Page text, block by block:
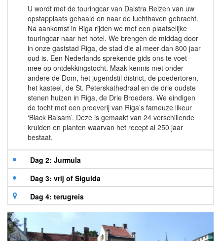
U wordt met de touringcar van Dalstra Reizen van uw
opstapplaats gehaald en naar de luchthaven gebracht.
Na aankomst in Riga rijden we met een plaatselijke
touringcar naar het hotel. We brengen de middag door
in onze gaststad Riga, de stad die al meer dan 800 jaar
oud is. Een Nederlands sprekende gids ons te voet
mee op ontdekkingstocht. Maak kennis met onder
andere de Dom, het jugendstil district, de poedertoren,
het kasteel, de St. Peterskathedraal en de drie oudste
stenen huizen in Riga, de Drie Broeders. We eindigen
de tocht met een proeverij van Riga’s fameuze likeur
‘Black Balsam’. Deze is gemaakt van 24 verschillende
kruiden en planten waarvan het recept al 250 jaar
bestaat.
Dag 2: Jurmula
Dag 3: vrij of Sigulda
Dag 4: terugreis